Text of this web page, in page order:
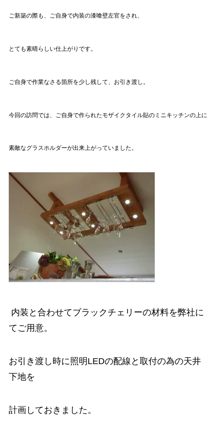
ご新築の際も、ご自身で内装の漆喰壁左官をされ、
とても素晴らしい仕上がりです。
ご自身で作業なさる箇所を少し残して、お引き渡し。
今回の訪問では、ご自身で作られたモザイクタイル貼のミニキッチンの上に
素敵なグラスホルダーが出来上がっていました。
内装と合わせてブラックチェリーの材料を弊社に
てご用意。
お引き渡し時に照明LEDの配線と取付の為の天井
下地を
計画しておきました。